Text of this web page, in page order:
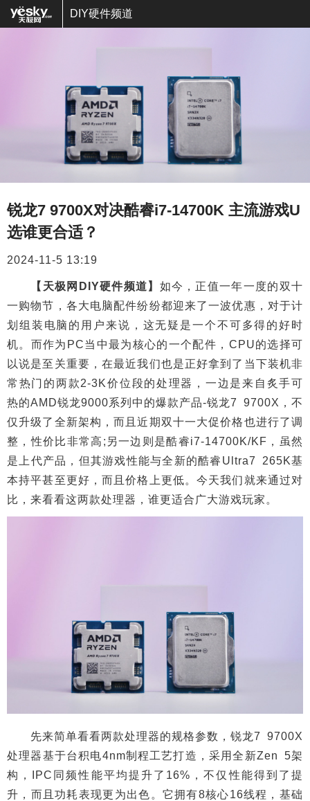
DIY硬件频道
锐龙7 9700X对决酷睿i7-14700K 主流游戏U
选谁更合适？
2024-11-5 13:19
【天极网DIY硬件频道】 如今，正值一年一度的双十
一购物节，各大电脑配件纷纷都迎来了一波优惠，对于计
划组装电脑的用户来说，这无疑是一个不可多得的好时
机。而作为PC当中最为核心的一个配件，CPU的选择可
以说是至关重要，在最近我们也是正好拿到了当下装机非
常热门的两款2-3K价位段的处理器，一边是来自炙手可
热的AMD锐龙9000系列中的爆款产品-锐龙7 9700X，不
仅升级了全新架构，而且近期双十一大促价格也进行了调
整，性价比非常高;另一边则是酷睿i7-14700K/KF，虽然
是上代产品，但其游戏性能与全新的酷睿Ultra7 265K基
本持平甚至更好，而且价格上更低。今天我们就来通过对
比，来看看这两款处理器，谁更适合广大游戏玩家。
先来简单看看两款处理器的规格参数，锐龙7 9700X
处理器基于台积电4nm制程工艺打造，采用全新Zen 5架
构，IPC同频性能平均提升了16%，不仅性能得到了提
升，而且功耗表现更为出色。它拥有8核心16线程，基础